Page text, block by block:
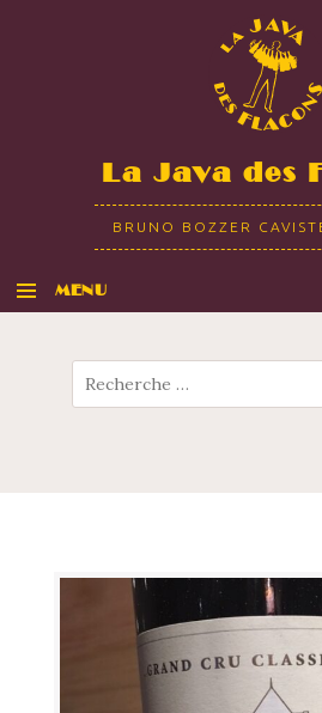
La Java des
BRUNO BOZZER
MENU
Recherche